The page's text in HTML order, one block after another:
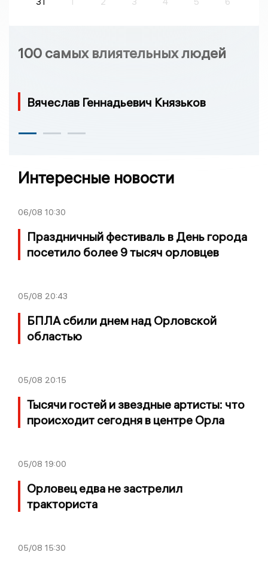
100 самых влиятельных людей
Вячеслав Геннадьевич Князьков
Интересные новости
06/08 10:30
Праздничный фестиваль в День города
посетило более 9 тысяч орловцев
05/08 20:43
БПЛА сбили днем над Орловской
областью
05/08 20:15
Тысячи гостей и звездные артисты: что
происходит сегодня в центре Орла
05/08 19:00
Орловец едва не застрелил
тракториста
05/08 15:30